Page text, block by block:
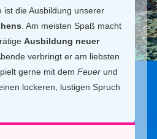
ist die Ausbildung unserer
. Am meisten Spaß macht
Ausbildung neuer
verbringt er am liebsten
gerne mit dem Feuer und
lockeren, lustigen Spruch